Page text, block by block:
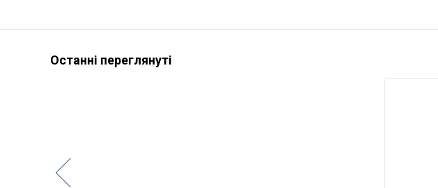
Останні переглянуті